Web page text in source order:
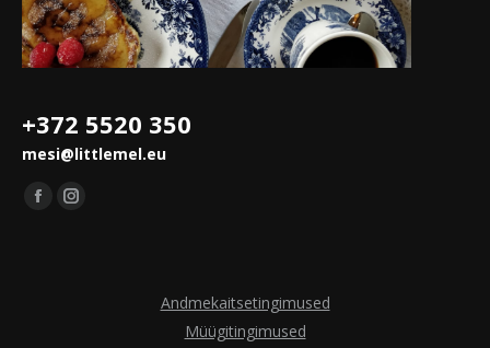
+372 5520 350
mesi@littlemel.eu
Leidke meid saidilt:
FacebookInstagram
Andmekaitsetingimused
Müügitingimused